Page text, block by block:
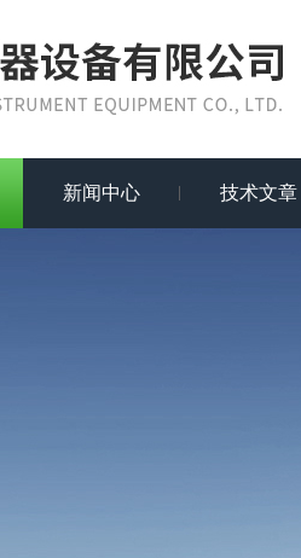
新闻中心 技术文章